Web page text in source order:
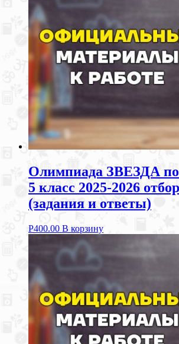
Олимпиада ЗВЕЗДА по
5 класс 2025-2026
(задания и ответы)
Р400.00 В корзину